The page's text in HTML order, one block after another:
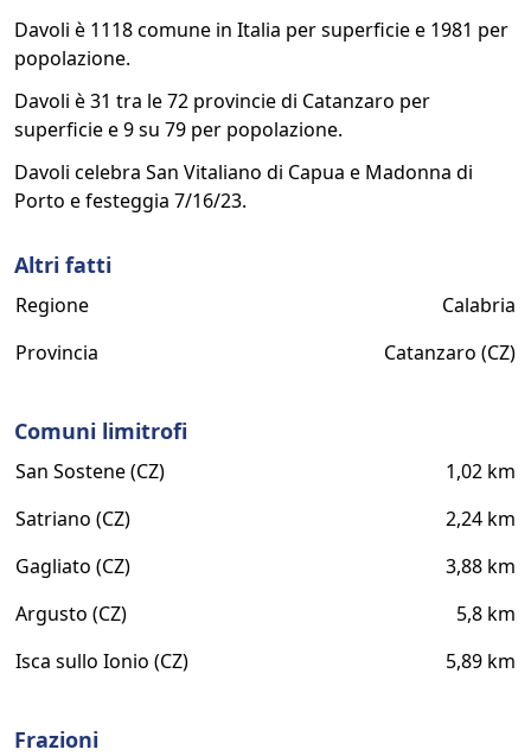
Davoli è 1118 comune in Italia per superficie e 1981 per
popolazione.
Davoli è 31 tra le 72 provincie di Catanzaro per
superficie e 9 su 79 per popolazione.
Davoli celebra San Vitaliano di Capua e Madonna di
Porto e festeggia 7/16/23.
Altri fatti
Regione
Calabria
Provincia
Catanzaro (CZ)
Comuni limitrofi
San Sostene (CZ)
1,02 km
Satriano (CZ)
2,24 km
Gagliato (CZ)
3,88 km
Argusto (CZ)
5,8 km
Isca sullo Ionio (CZ)
5,89 km
Frazioni